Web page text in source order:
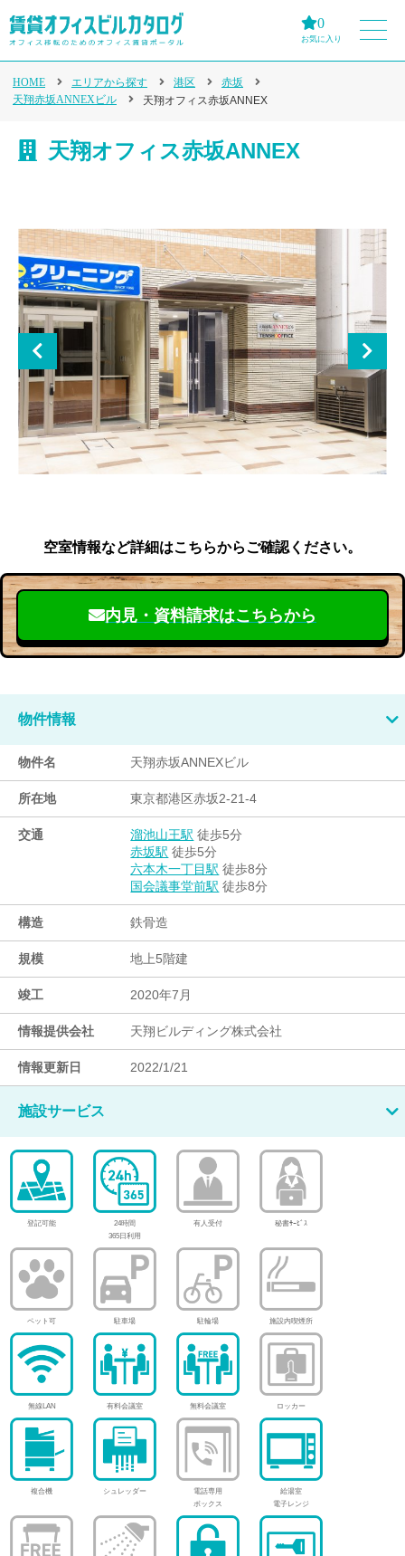
0
お気に入り
HOME エリアから探す 港区
赤坂
天翔赤坂ANNEXビル
天翔オフィス赤坂ANNEX
天翔オフィス赤坂ANNEX
空室情報など詳細はこちらからご確認ください。
内見・資料請求はこちらから
物件情報
物件名 天翔赤坂ANNEXビル
所在地 東京都港区赤坂2-21-4
交通 溜池山王駅 徒歩5分
赤坂駅 徒歩5分
六本木一丁目駅 徒歩8分
国会議事堂前駅 徒歩8分
構造 鉄骨造
規模 地上5階建
竣工 2020年7月
情報提供会社 天翔ビルディング株式会社
情報更新日 2022/1/21
施設サービス
登記可能
24時間
365日利用
有人受付 秘書ｻｰﾋﾞｽ
ペット可 駐車場 駐輪場 施設内喫煙所
無線LAN 有料会議室 無料会議室 ロッカー
複合機 シュレッダー
電話専用
ボックス
給湯室
電子レンジ